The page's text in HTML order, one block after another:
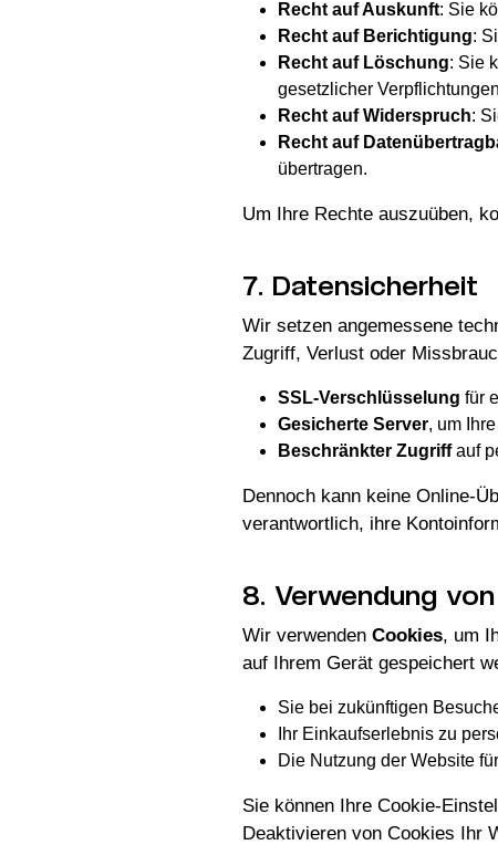
Recht auf Auskunft: Sie
Recht auf Berichtigung:
Recht auf Löschung: Sie
gesetzlicher
Recht auf Widerspruch:
Recht auf
übertragen.
Um Ihre Rechte auszuüben,
7. Datensicherheit
Wir setzen angemessene
Zugriff, Verlust oder
SSL-Verschlüsselung für
Gesicherte Server, um
Beschränkter Zugriffauf
Dennoch kann keine Online-
verantwortlich, ihre
8. Verwendung
Wir verwenden Cookies, um
auf Ihrem Gerät gespeichert
Sie bei zukünftigen
Ihr Einkaufserlebnis zu
Die Nutzung der Website
Sie können Ihre Cookie-
Deaktivieren von Cookies Ihr